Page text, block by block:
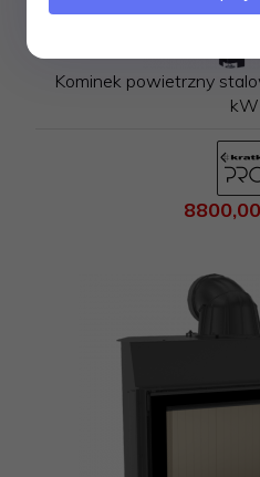
Kominek powietrzny
kW
8800,00